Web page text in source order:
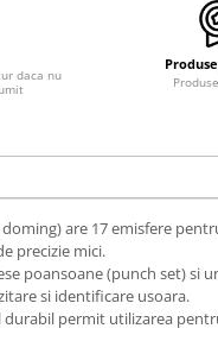
daca nu
are 17 emisfere
precizie mici.
poansoane (punch set) si
si identificare usoara.
permit utilizarea